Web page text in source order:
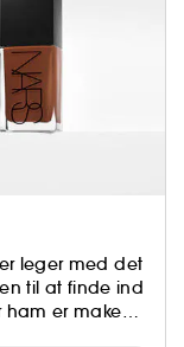
leger med det
til at finde ind
er makeup
der